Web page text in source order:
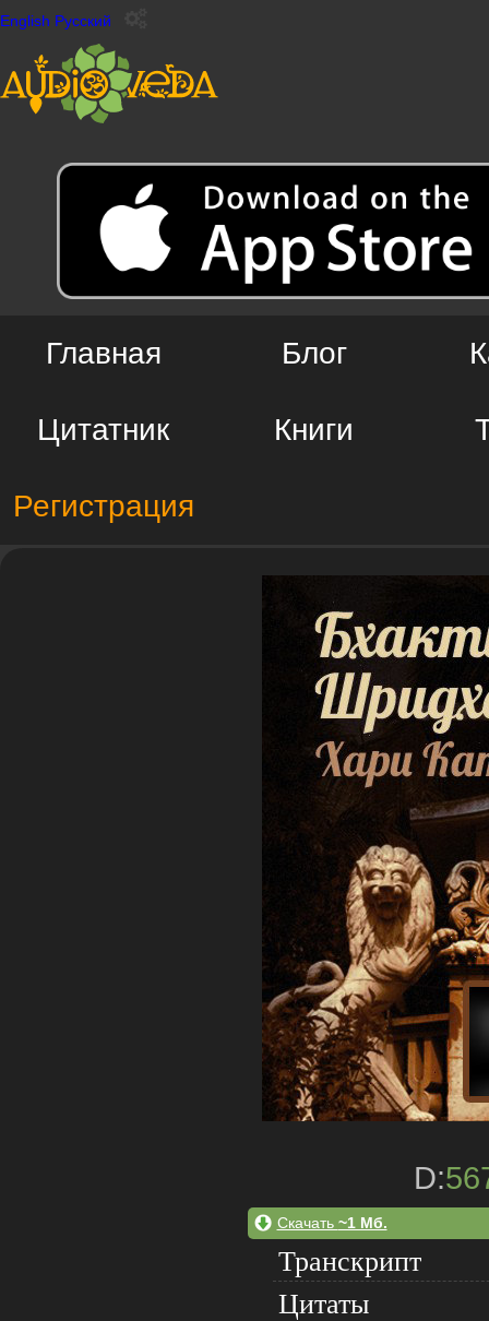
English Русский
Главная Блог
Цитатник Книги
Регистрация
D:
Скачать ~1 Мб.
Транскрипт
Цитаты